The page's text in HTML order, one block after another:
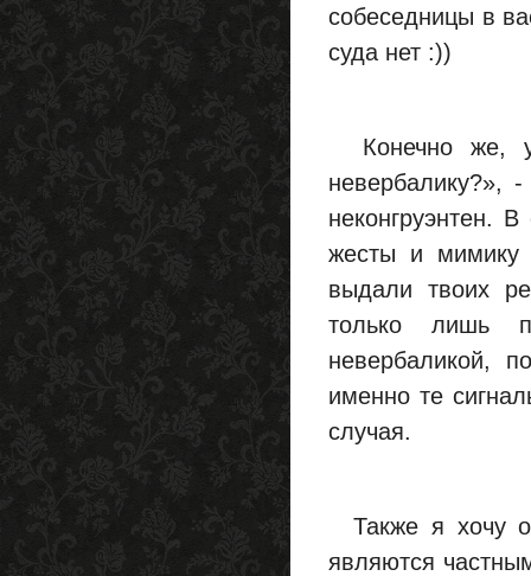
собеседницы в
суда нет :))
Конечно же, у
невербалику?»,
неконгруэнтен.
жесты и мимику
выдали твоих
только лишь
невербаликой,
именно те
случая.
Также я хочу
являются